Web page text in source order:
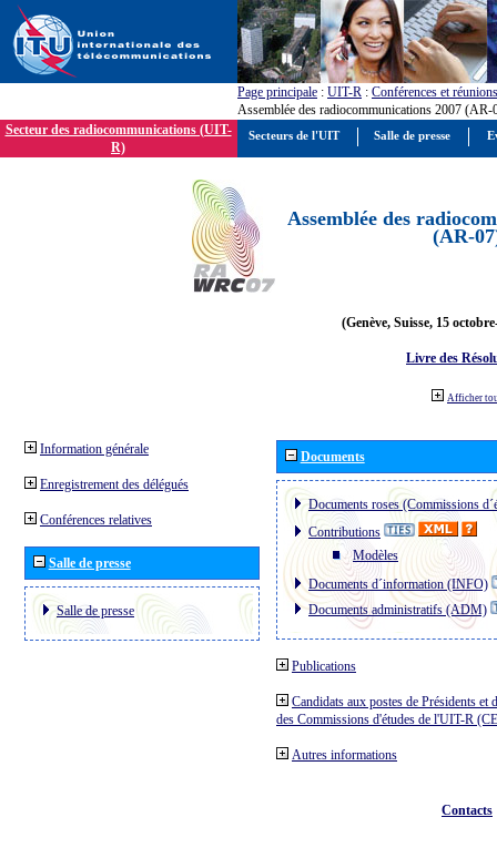
Page principale : UIT-R : Conférences et réunions
Assemblée des radiocommunications 2007 (AR-
Secteur des radiocommunications (UIT-
R)
Assemblée des
(AR-
(Genève, Suisse, 15
Livre des
Afficher
Information générale
Enregistrement des délégués
Conférences relatives
Salle de presse
Salle de presse
Documents
Documents roses (Commissions
Contributions
Modèles
Documents d´information (INFO)
Documents administratifs (ADM)
Publications
Candidats aux postes de Présidents et
des Commissions d'études de l'UIT-R
Autres informations
Contacts
Secteurs de l'UIT Salle de presse